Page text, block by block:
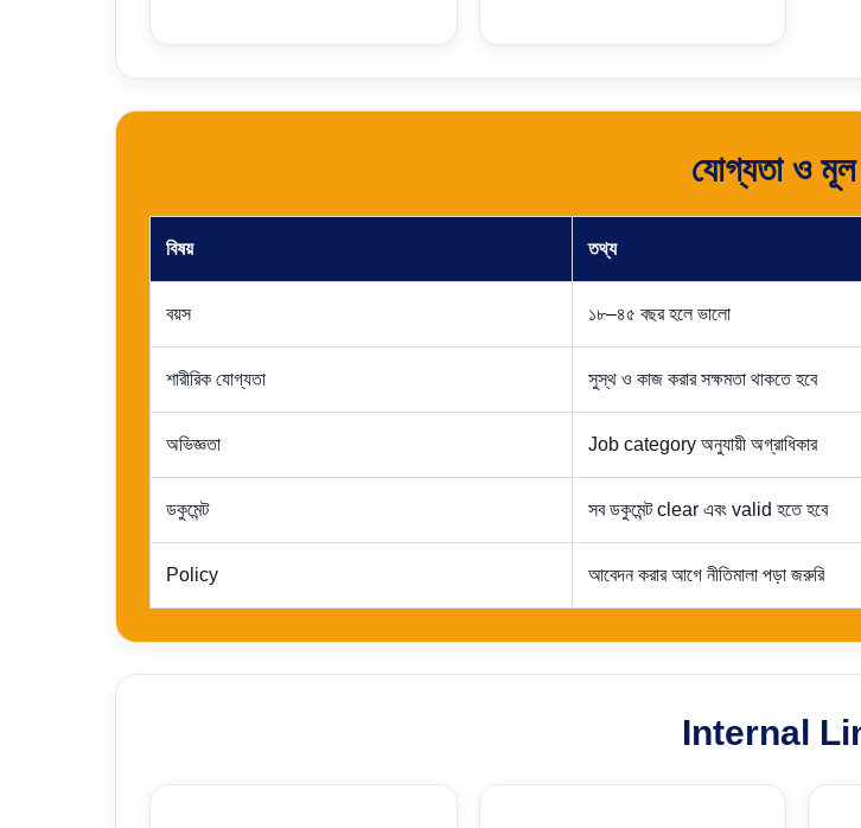
যোগ্যতা ও মূল
বিষয় তথ্য
বয়স ১৮–৪৫ বছর হলে ভালো
শারীরিক যোগ্যতা সুস্থ ও কাজ করার সক্ষমতা থাকতে হবে
অভিজ্ঞতা Job category অনুযায়ী অগ্রাধিকার
ডকুমেন্ট সব ডকুমেন্ট clear এবং valid হতে হবে
Policy আবেদন করার আগে নীতিমালা পড়া জরুরি
Internal